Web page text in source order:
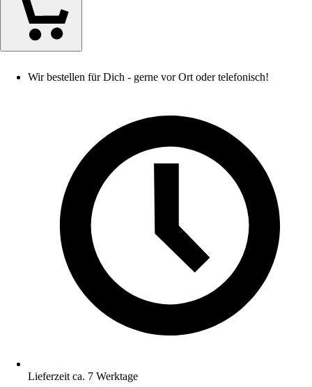
Wir bestellen für Dich - gerne vor Ort oder telefonisch!
Lieferzeit ca. 7 Werktage